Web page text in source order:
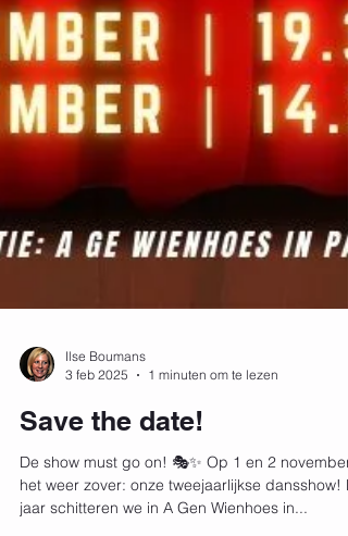
3 feb 2025
1 minuten om te lezen
Save the date!